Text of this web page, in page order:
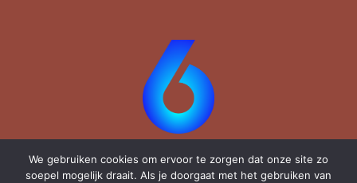
We gebruiken cookies om ervoor te zorgen dat onze site zo
soepel mogelijk draait. Als je doorgaat met het gebruiken van